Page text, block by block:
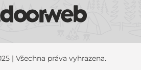
| Všechna práva vyhrazena.